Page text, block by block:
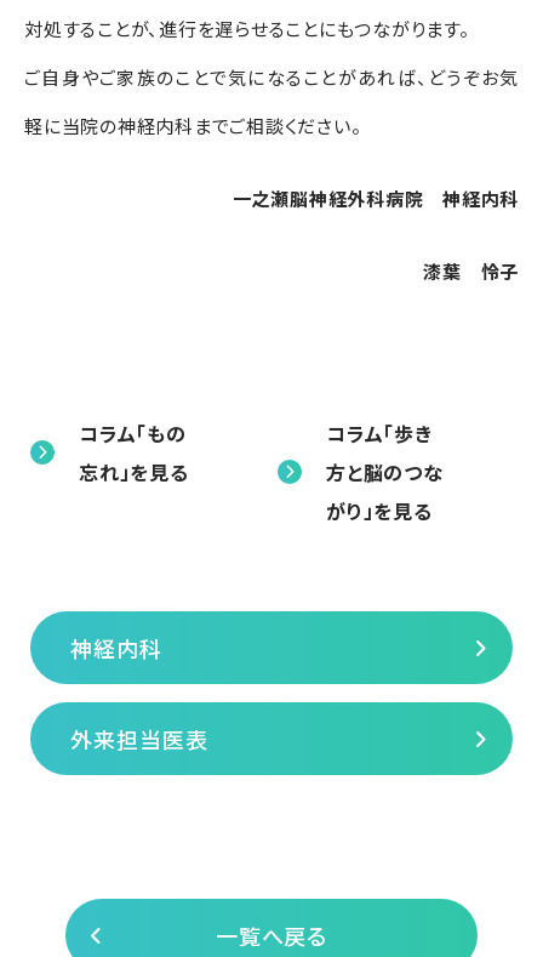
対処することが、進行を遅らせることにもつながります。
ご自身やご家族のことで気になることがあれば、どうぞお気
軽に当院の神経内科までご相談ください。
一之瀬脳神経外科病院 神経内科
漆葉 怜子
コラム「もの
忘れ」を見る
コラム「歩き
方と脳のつな
がり」を見る
神経内科
外来担当医表
一覧へ戻る